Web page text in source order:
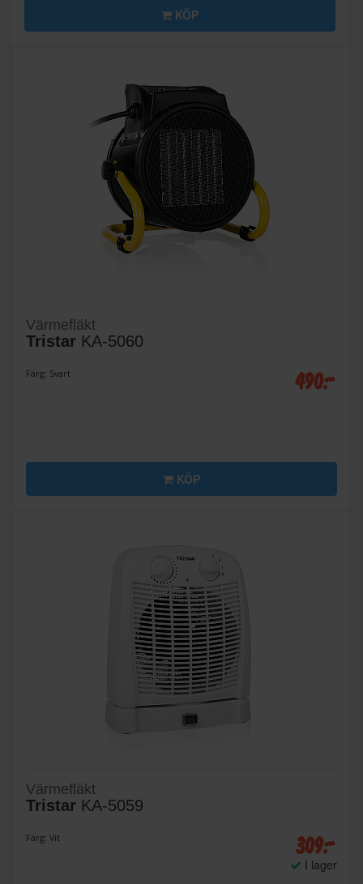
KÖP
Värmefläkt
Tristar KA-5060
Färg: Svart 490:-
KÖP
Värmefläkt
Tristar KA-5059
Färg: Vit 309:-
I lager